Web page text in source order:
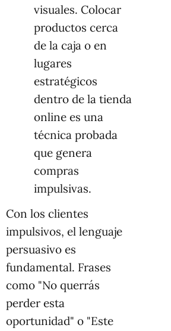
visuales. Colocar
productos cerca
de la caja o en
lugares
estratégicos
dentro de la tienda
online es una
técnica probada
que genera
compras
impulsivas.
Con los clientes
impulsivos, el lenguaje
persuasivo es
fundamental. Frases
como "No querrás
perder esta
oportunidad" o "Este